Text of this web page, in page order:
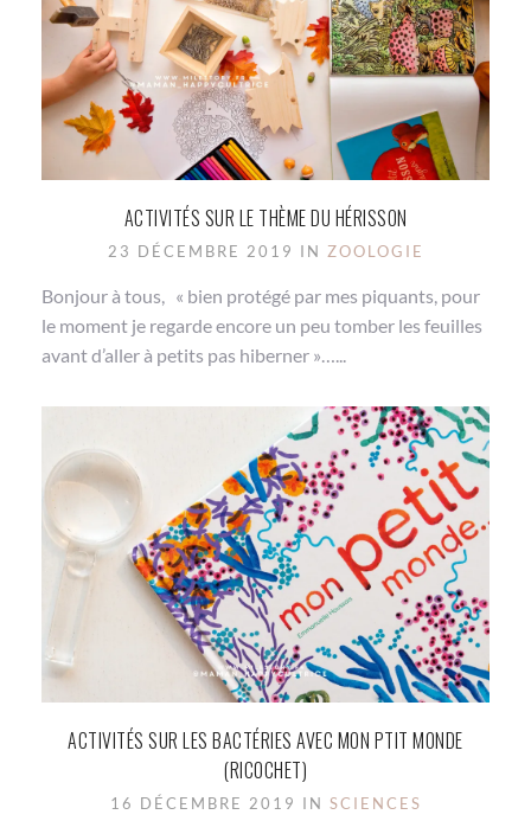
ACTIVITÉS SUR LE THÈME DU HÉRISSON
23 DÉCEMBRE 2019 IN ZOOLOGIE
Bonjour à tous, « bien protégé par mes piquants, pour
le moment je regarde encore un peu tomber les feuilles
avant d’aller à petits pas hiberner »…...
ACTIVITÉS SUR LES BACTÉRIES AVEC MON PTIT MONDE
(RICOCHET)
16 DÉCEMBRE 2019 IN SCIENCES